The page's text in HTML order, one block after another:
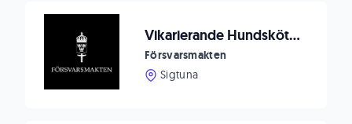
Vikarierande Hundskötare till Försvarsmaktens Hundtjänstenhet
Försvarsmakten
Sigtuna